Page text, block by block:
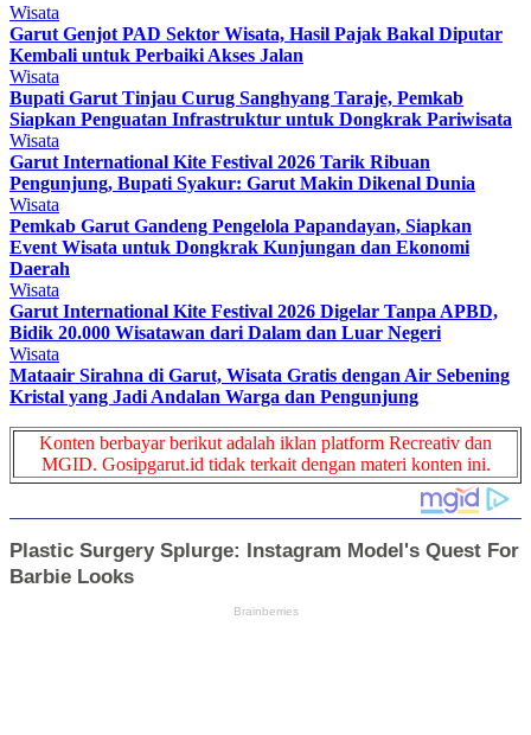
Wisata
Garut Genjot PAD Sektor Wisata, Hasil Pajak Bakal Diputar
Kembali untuk Perbaiki Akses Jalan
Wisata
Bupati Garut Tinjau Curug Sanghyang Taraje, Pemkab
Siapkan Penguatan Infrastruktur untuk Dongkrak Pariwisata
Wisata
Garut International Kite Festival 2026 Tarik Ribuan
Pengunjung, Bupati Syakur: Garut Makin Dikenal Dunia
Wisata
Pemkab Garut Gandeng Pengelola Papandayan, Siapkan
Event Wisata untuk Dongkrak Kunjungan dan Ekonomi
Daerah
Wisata
Garut International Kite Festival 2026 Digelar Tanpa APBD,
Bidik 20.000 Wisatawan dari Dalam dan Luar Negeri
Wisata
Mataair Sirahna di Garut, Wisata Gratis dengan Air Sebening
Kristal yang Jadi Andalan Warga dan Pengunjung
Konten berbayar berikut adalah iklan platform Recreativ dan
MGID. Gosipgarut.id tidak terkait dengan materi konten ini.